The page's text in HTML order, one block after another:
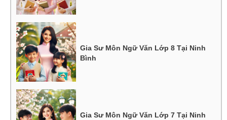
Gia Sư Môn Ngữ Văn Lớp 8 Tại Ninh
Bình
Gia Sư Môn Ngữ Văn Lớp 7 Tại Ninh